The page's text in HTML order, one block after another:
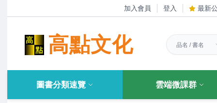
加入會員 登入 最新
高點文化
圖書分類速覽 雲端微課群